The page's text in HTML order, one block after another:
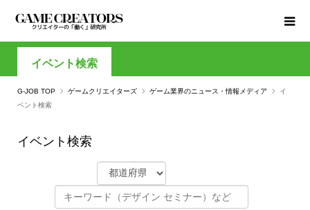
イベント検索
G-JOB TOP ゲームクリエイターズ ゲーム業界のニュース・情報メディア
イ
ベント検索
イベント検索